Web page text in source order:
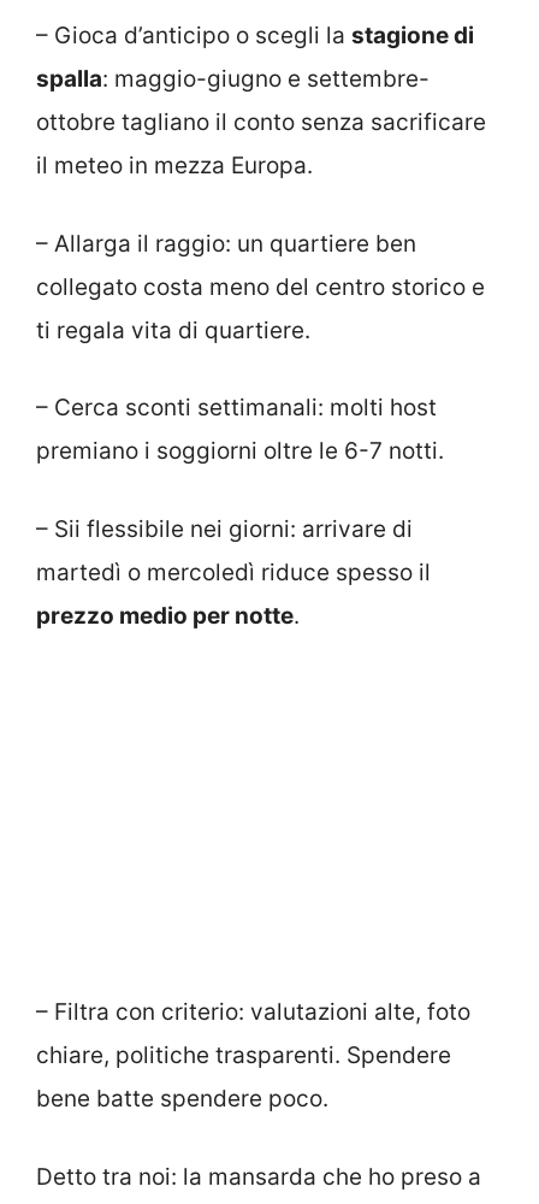
– Gioca d’anticipo o scegli la stagione di
spalla: maggio-giugno e settembre-
ottobre tagliano il conto senza sacrificare
il meteo in mezza Europa.
– Allarga il raggio: un quartiere ben
collegato costa meno del centro storico e
ti regala vita di quartiere.
– Cerca sconti settimanali: molti host
premiano i soggiorni oltre le 6-7 notti.
– Sii flessibile nei giorni: arrivare di
martedì o mercoledì riduce spesso il
prezzo medio per notte.
– Filtra con criterio: valutazioni alte, foto
chiare, politiche trasparenti. Spendere
bene batte spendere poco.
Detto tra noi: la mansarda che ho preso a